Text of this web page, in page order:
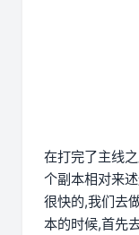
在打完了主线
个副本相对来
很快的,我们去
本的时候,首先